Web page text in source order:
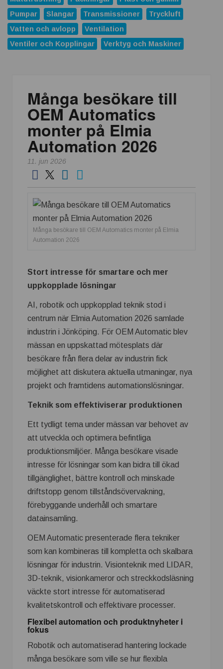
Pumpar
Slangar Transmissioner
Tryckluft
Vatten och avlopp
Ventilation
Ventiler och Kopplingar
Verktyg och Maskiner
Många besökare till
OEM Automatics
monter på Elmia
Automation 2026
11. jun 2026
Många besökare till OEM Automatics monter på Elmia
Automation 2026
Stort intresse för smartare och mer
uppkopplade lösningar
AI, robotik och uppkopplad teknik stod i
centrum när Elmia Automation 2026 samlade
industrin i Jönköping. För OEM Automatic blev
mässan en uppskattad mötesplats där
besökare från flera delar av industrin fick
möjlighet att diskutera aktuella utmaningar, nya
projekt och framtidens automationslösningar.
Teknik som effektiviserar produktionen
Ett tydligt tema under mässan var behovet av
att utveckla och optimera befintliga
produktionsmiljöer. Många besökare visade
intresse för lösningar som kan bidra till ökad
tillgänglighet, bättre kontroll och minskade
driftstopp genom tillståndsövervakning,
förebyggande underhåll och smartare
datainsamling.
OEM Automatic presenterade flera tekniker
som kan kombineras till kompletta och skalbara
lösningar för industrin. Visionteknik med LIDAR,
3D-teknik, visionkameror och streckkodsläsning
väckte stort intresse för automatiserad
kvalitetskontroll och effektivare processer.
Flexibel automation och produktnyheter i
fokus
Robotik och automatiserad hantering lockade
många besökare som ville se hur flexibla